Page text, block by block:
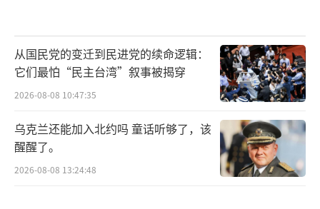
从国民党的变迁到民进党的续命逻辑：
它们最怕“民主台湾”叙事被揭穿
2026-08-08 10:47:35
乌克兰还能加入北约吗 童话听够了，该
醒醒了。
2026-08-08 13:24:48